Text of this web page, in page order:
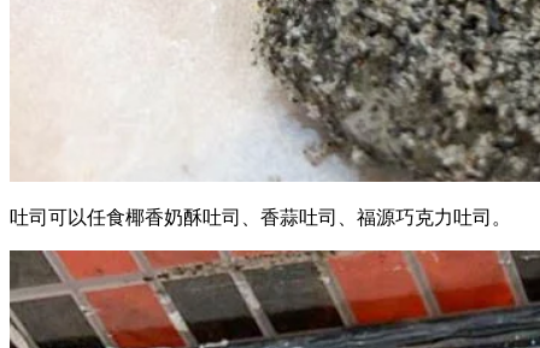
吐司可以任食椰香奶酥吐司、香蒜吐司、福源巧克力吐司。